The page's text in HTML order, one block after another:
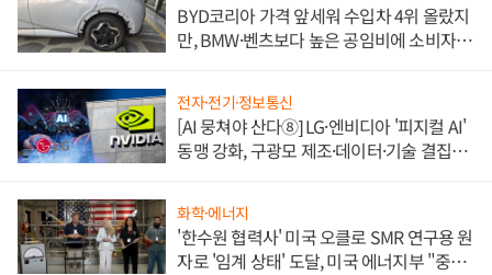
BYD코리아 가격 앞세워 수입차 4위 올랐지
만, BMW·벤츠보다 높은 공임비에 소비자
전자·전기·정보통신
[AI 뭉쳐야 산다⑧] LG·엔비디아 '피지컬 AI'
동맹 강화, 구광모 제조·데이터·기술 결집
화학·에너지
'한수원 협력사' 미국 오클로 SMR 연구용 원
자로 '임계 상태' 도달, 미국 에너지부 "중요